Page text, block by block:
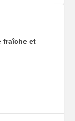
fraîche et